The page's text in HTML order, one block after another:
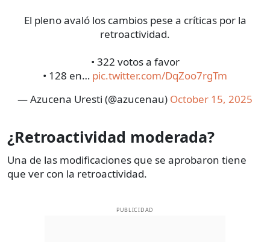
El pleno avaló los cambios pese a críticas por la
retroactividad.
•⁠ ⁠322 votos a favor
•⁠ ⁠128 en… pic.twitter.com/DqZoo7rgTm
— Azucena Uresti (@azucenau) October 15, 2025
¿Retroactividad moderada?
Una de las modificaciones que se aprobaron tiene
que ver con la retroactividad.
PUBLICIDAD